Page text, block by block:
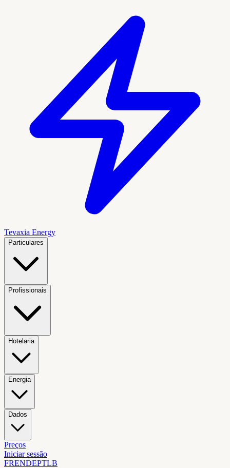
Tevaxia Energy
Particulares
Profissionais
Hotelaria
Energia
Dados
Preços
Iniciar sessão
FRENDEPTLB